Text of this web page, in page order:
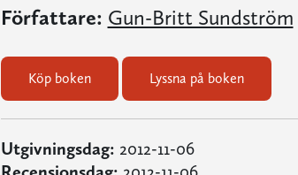
Författare: Gun-Britt Sundström
Köp boken Lyssna på boken
Utgivningsdag: 2012-11-06